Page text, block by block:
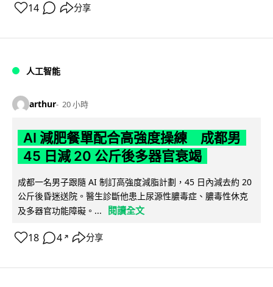
14 分享
人工智能
arthur 20 小時
AI 減肥餐單配合高強度操練 成都男
45 日減 20 公斤後多器官衰竭
成都一名男子跟隨 AI 制訂高強度減脂計劃，45 日內減去約 20
公斤後昏迷送院。醫生診斷他患上尿源性膿毒症、膿毒性休克
及多器官功能障礙。...
閱讀全文
18 4 ↗ 分享